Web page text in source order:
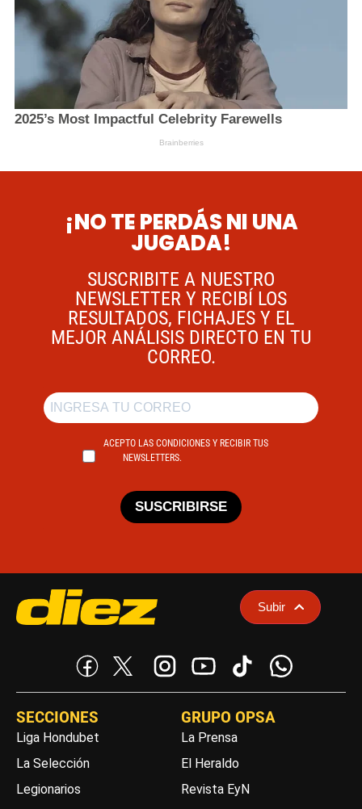
¡NO TE PERDÁS NI UNA
JUGADA!
SUSCRIBITE A NUESTRO
NEWSLETTER Y RECIBÍ LOS
RESULTADOS, FICHAJES Y EL
MEJOR ANÁLISIS DIRECTO EN TU
CORREO.
ACEPTO LAS CONDICIONES Y RECIBIR TUS
NEWSLETTERS.
SUSCRIBIRSE
Subir
SECCIONES
Liga Hondubet
La Selección
Legionarios
GRUPO OPSA
La Prensa
El Heraldo
Revista EyN